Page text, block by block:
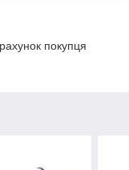
покупця